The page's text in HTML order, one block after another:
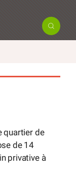
quartier de
de 14
privative à